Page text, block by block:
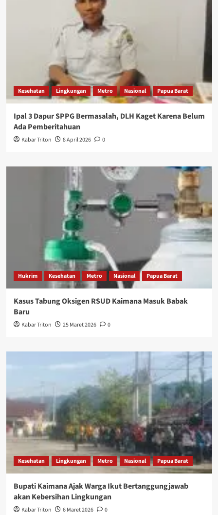
Kesehatan Lingkungan Metro Nasional Papua Barat
Ipal 3 Dapur SPPG Bermasalah, DLH Kaget Karena Belum
Ada Pemberitahuan
Kabar Triton 8 April 2026 0
Hukrim Kesehatan Metro Nasional Papua Barat
Kasus Tabung Oksigen RSUD Kaimana Masuk Babak
Baru
Kabar Triton 25 Maret 2026 0
Kesehatan Lingkungan Metro Nasional Papua Barat
Bupati Kaimana Ajak Warga Ikut Bertanggungjawab
akan Kebersihan Lingkungan
Kabar Triton 6 Maret 2026 0